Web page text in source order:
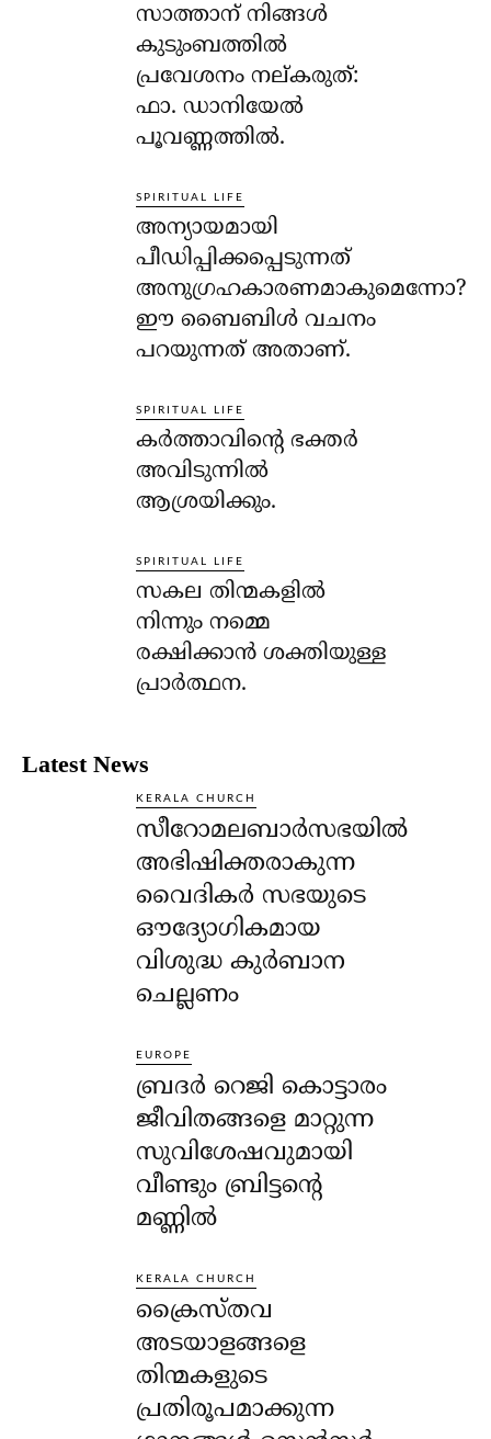
സാത്താന് നിങ്ങള്‍
കുടുംബത്തില്‍
പ്രവേശനം നല്കരുത്:
ഫാ. ഡാനിയേല്‍
പൂവണ്ണത്തില്‍.
SPIRITUAL LIFE
അന്യായമായി
പീഡിപ്പിക്കപ്പെടുന്നത്
അനുഗ്രഹകാരണമാകുമെന്നോ?
ഈ ബൈബിള്‍ വചനം
പറയുന്നത് അതാണ്.
SPIRITUAL LIFE
കര്‍ത്താവിന്റെ ഭക്തര്‍
അവിടുന്നില്‍
ആശ്രയിക്കും.
SPIRITUAL LIFE
സകല തിന്മകളില്‍
നിന്നും നമ്മെ
രക്ഷിക്കാന്‍ ശക്തിയുള്ള
പ്രാര്‍ത്ഥന.
Latest News
KERALA CHURCH
സീറോമലബാർസഭയിൽ
അഭിഷിക്തരാകുന്ന
വൈദികർ സഭയുടെ
ഔദ്യോഗികമായ
വിശുദ്ധ കുർബാന
ചെല്ലണം
EUROPE
ബ്രദർ റെജി കൊട്ടാരം
ജീവിതങ്ങളെ മാറ്റുന്ന
സുവിശേഷവുമായി
വീണ്ടും ബ്രിട്ടന്റെ
മണ്ണിൽ
KERALA CHURCH
ക്രൈസ്തവ
അടയാളങ്ങളെ
തിന്മകളുടെ
പ്രതിരൂപമാക്കുന്ന